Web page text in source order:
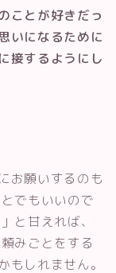
ことが好きだっ
いになるために
接するようにし
お願いするのも
でもいいので
と甘えれば、
みごとをする
もしれません。